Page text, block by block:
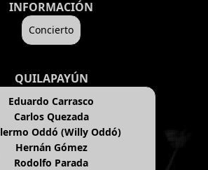
INFORMACIÓN
Concierto
QUILAPAYÚN
Eduardo Carrasco
Carlos Quezada
Oddó (Willy Oddó)
Hernán Gómez
Rodolfo Parada